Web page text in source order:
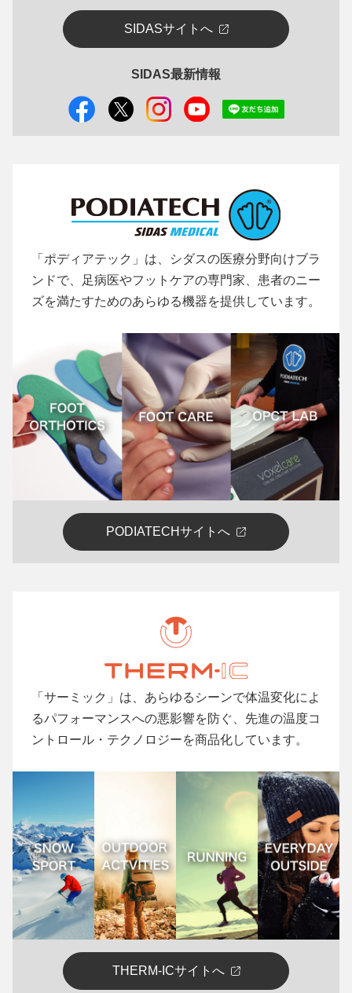
SIDASサイトへ
SIDAS最新情報
「ポディアテック」は、シダスの医療分野向けブラ
ンドで、足病医やフットケアの専門家、患者のニー
ズを満たすためのあらゆる機器を提供しています。
PODIATECHサイトへ
「サーミック」は、あらゆるシーンで体温変化によ
るパフォーマンスへの悪影響を防ぐ、先進の温度コ
ントロール・テクノロジーを商品化しています。
THERM-ICサイトへ